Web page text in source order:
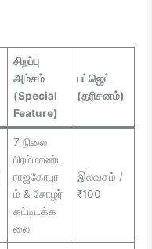
சிறப்பு
அம்சம்
(Special
Feature)
பட்ஜெட்
(தரிசனம்)
7 நிலை
பிரம்மாண்ட
ராஜகோபுர
ம் & சோழர்
கட்டிடக்க
லை
இலவசம் /
₹100